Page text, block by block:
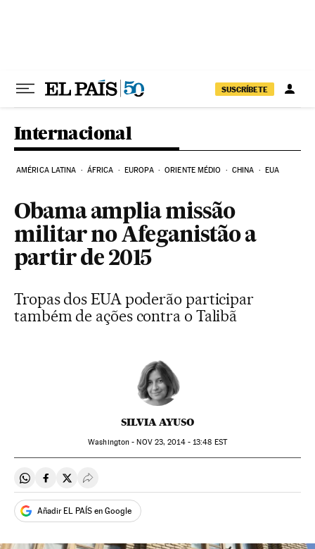
SUSCRÍBETE
Internacional
AMÉRICA LATINA ÁFRICA EUROPA ORIENTE MÉDIO CHINA EUA
Obama amplia missão
militar no Afeganistão a
partir de 2015
Tropas dos EUA poderão participar
também de ações contra o Talibã
SILVIA AYUSO
Washington -NOV23, 2014 - 13:48 EST
Compartir en Whatsapp
Compartir en Facebook
Compartir en Twitter
Desplegar Redes Sociales
Añadir EL PAÍS en Google